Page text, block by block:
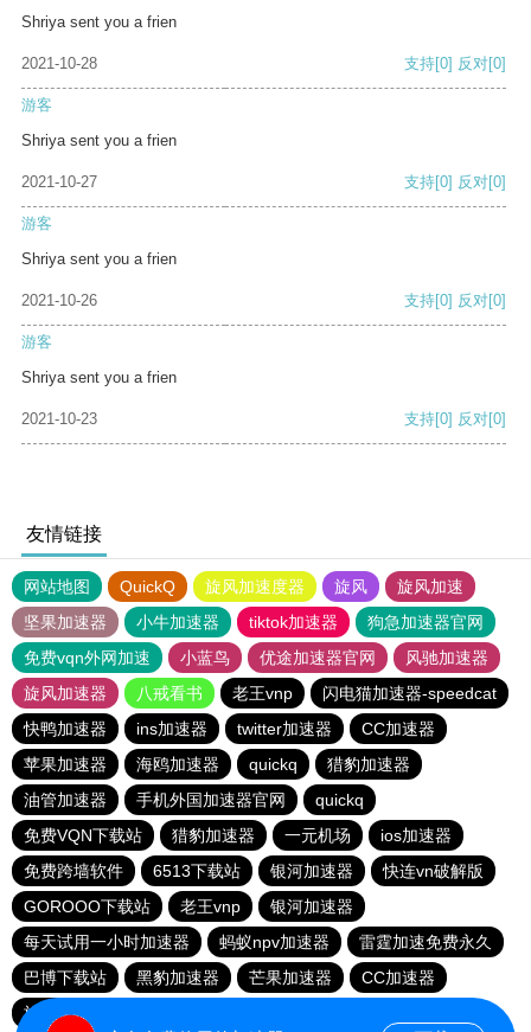
Shriya sent you a frien
2021-10-28 支持[0] 反对[0]
游客
Shriya sent you a frien
2021-10-27 支持[0] 反对[0]
游客
Shriya sent you a frien
2021-10-26 支持[0] 反对[0]
游客
Shriya sent you a frien
2021-10-23 支持[0] 反对[0]
友情链接
网站地图 QuickQ 旋风加速度器 旋风
旋风加速
坚果加速器
小牛加速器 tiktok加速器
狗急加速器官网
免费vqn外网加速
小蓝鸟 优途加速器官网
风驰加速器
旋风加速器
八戒看书 老王vnp
闪电猫加速器-speedcat
快鸭加速器
ins加速器 twitter加速器
CC加速器
苹果加速器
海鸥加速器 quickq
猎豹加速器
油管加速器
手机外国加速器官网
quickq
免费VQN下载站
猎豹加速器 一元机场
ios加速器
免费跨墙软件
6513下载站 银河加速器
快连vn破解版
GOROOO下载站
老王vnp
银河加速器
每天试用一小时加速器
蚂蚁npv加速器
雷霆加速免费永久
巴博下载站
黑豹加速器 芒果加速器
CC加速器
旋风pvn加速器